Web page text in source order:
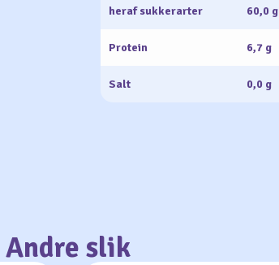
heraf sukkerarter 60,0 g
Protein 6,7 g
Salt 0,0 g
Andre slik